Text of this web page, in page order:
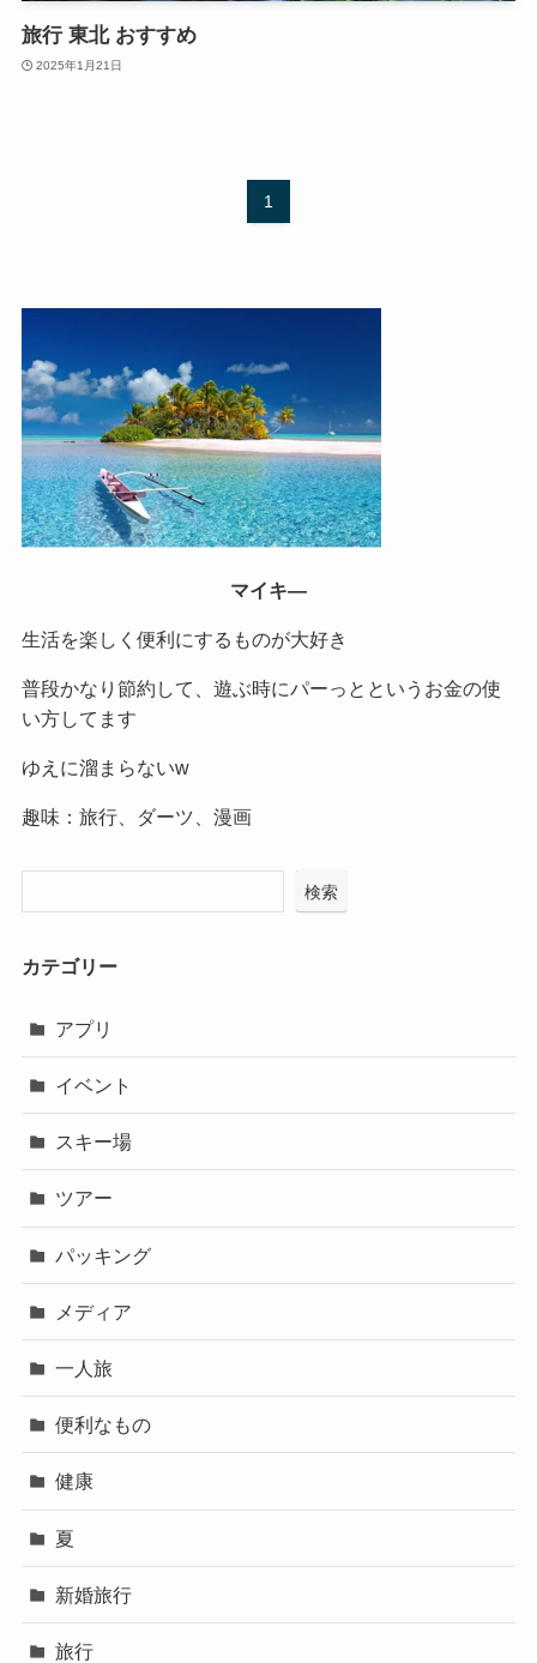
旅行 東北 おすすめ
2025年1月21日
1
マイキ―
生活を楽しく便利にするものが大好き
普段かなり節約して、遊ぶ時にパーっとというお金の使
い方してます
ゆえに溜まらないw
趣味：旅行、ダーツ、漫画
検索
カテゴリー
アプリ
イベント
スキー場
ツアー
パッキング
メディア
一人旅
便利なもの
健康
夏
新婚旅行
旅行